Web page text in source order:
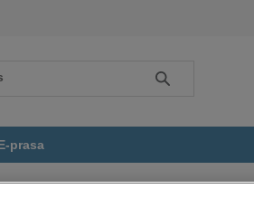
Szukaj
prasa